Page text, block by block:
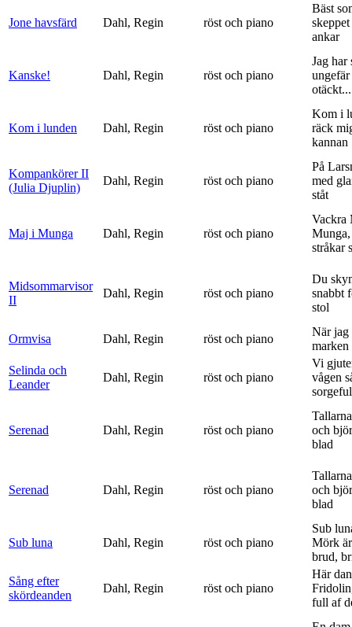
Jone havsfärd Dahl, Regin röst och piano
Bäst
ankar
Kanske! Dahl, Regin röst och piano
Jag har
otäckt...
Kom i lunden Dahl, Regin röst och piano
Kom i
räck
kannan
Kompankörer II
(Julia Djuplin)
Dahl, Regin röst och piano
På
med
ståt
Maj i Munga Dahl, Regin röst och piano
Vackra
stråkar
Midsommarvisor
II
Dahl, Regin röst och piano
Du
snabbt
stol
Ormvisa Dahl, Regin röst och piano
När jag
marken
Selinda och
Leander
Dahl, Regin röst och piano
Vi
vågen
Serenad Dahl, Regin röst och piano
och
blad
Serenad Dahl, Regin röst och piano
och
blad
Sub luna Dahl, Regin röst och piano
Sub
Mörk
brud,
Sång efter
skördeanden
Dahl, Regin röst och piano
Här
full af